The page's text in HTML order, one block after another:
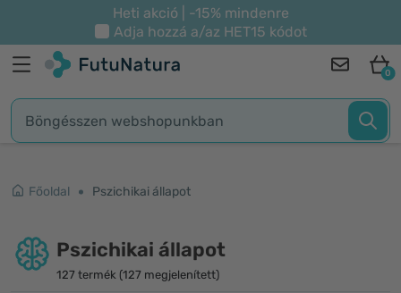
Heti akció | -15% mindenre
Adja hozzá a/az HET15 kódot
0
Főoldal Pszichikai állapot
Pszichikai állapot
127 termék (127 megjelenített)